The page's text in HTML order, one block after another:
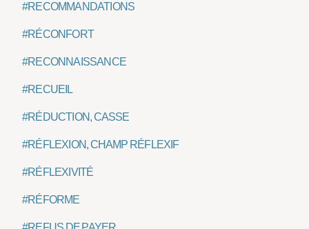
#RECOMMANDATIONS
#RÉCONFORT
#RECONNAISSANCE
#RECUEIL
#RÉDUCTION, CASSE
#RÉFLEXION, CHAMP RÉFLEXIF
#RÉFLEXIVITÉ
#RÉFORME